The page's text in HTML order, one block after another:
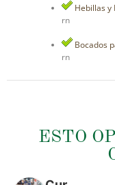
Hebillas y
rn
Bocados
rn
ESTO